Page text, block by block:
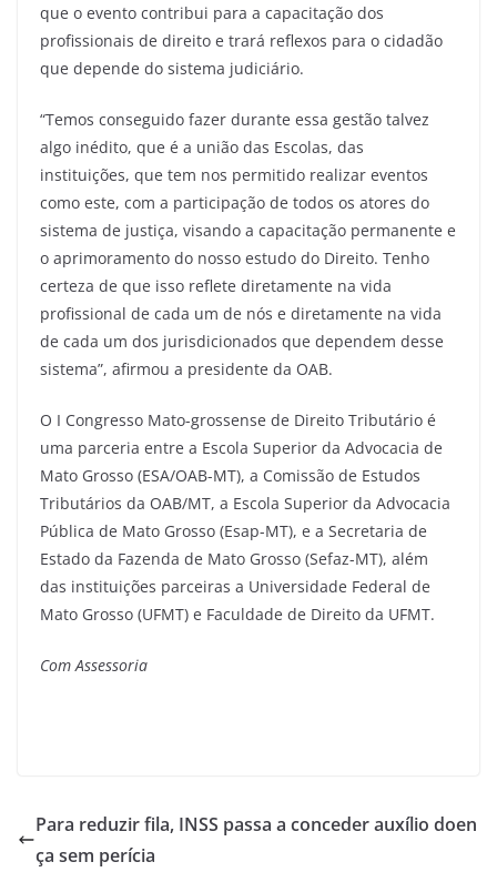
que o evento contribui para a capacitação dos
profissionais de direito e trará reflexos para o cidadão
que depende do sistema judiciário.
“Temos conseguido fazer durante essa gestão talvez
algo inédito, que é a união das Escolas, das
instituições, que tem nos permitido realizar eventos
como este, com a participação de todos os atores do
sistema de justiça, visando a capacitação permanente e
o aprimoramento do nosso estudo do Direito. Tenho
certeza de que isso reflete diretamente na vida
profissional de cada um de nós e diretamente na vida
de cada um dos jurisdicionados que dependem desse
sistema”, afirmou a presidente da OAB.
O I Congresso Mato-grossense de Direito Tributário é
uma parceria entre a Escola Superior da Advocacia de
Mato Grosso (ESA/OAB-MT), a Comissão de Estudos
Tributários da OAB/MT, a Escola Superior da Advocacia
Pública de Mato Grosso (Esap-MT), e a Secretaria de
Estado da Fazenda de Mato Grosso (Sefaz-MT), além
das instituições parceiras a Universidade Federal de
Mato Grosso (UFMT) e Faculdade de Direito da UFMT.
Com Assessoria
Para reduzir fila, INSS passa a conceder auxílio doen
ça sem perícia